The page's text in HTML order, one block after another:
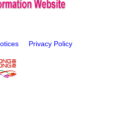
Privacy Policy